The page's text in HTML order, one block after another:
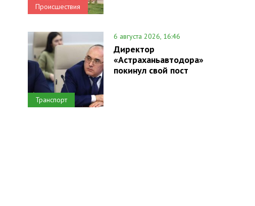
Происшествия
Транспорт
6 августа 2026, 16:46
Директор
«Астраханьавтодора»
покинул свой пост